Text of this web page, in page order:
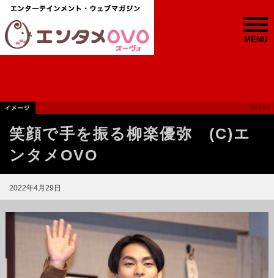
MENU
笑顔で手を振る柳楽優弥 (C)エ
ンタメOVO
2022年4月29日